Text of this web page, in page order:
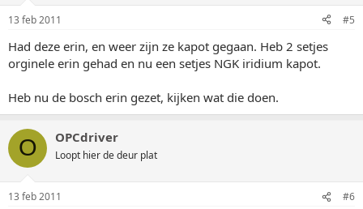
13 feb 2011 #5
Had deze erin, en weer zijn ze kapot gegaan. Heb 2 setjes
orginele erin gehad en nu een setjes NGK iridium kapot.
Heb nu de bosch erin gezet, kijken wat die doen.
O OPCdriver
Loopt hier de deur plat
13 feb 2011 #6